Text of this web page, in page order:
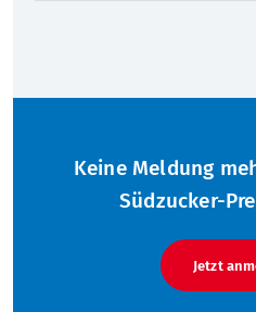
Keine Meldung
Südzucker-
Jetzt